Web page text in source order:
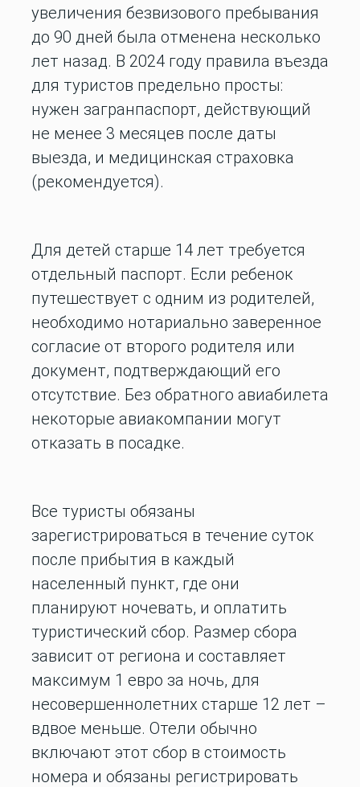
увеличения безвизового пребывания
до 90 дней была отменена несколько
лет назад. В 2024 году правила въезда
для туристов предельно просты:
нужен загранпаспорт, действующий
не менее 3 месяцев после даты
выезда, и медицинская страховка
(рекомендуется).
Для детей старше 14 лет требуется
отдельный паспорт. Если ребенок
путешествует с одним из родителей,
необходимо нотариально заверенное
согласие от второго родителя или
документ, подтверждающий его
отсутствие. Без обратного авиабилета
некоторые авиакомпании могут
отказать в посадке.
Все туристы обязаны
зарегистрироваться в течение суток
после прибытия в каждый
населенный пункт, где они
планируют ночевать, и оплатить
туристический сбор. Размер сбора
зависит от региона и составляет
максимум 1 евро за ночь, для
несовершеннолетних старше 12 лет –
вдвое меньше. Отели обычно
включают этот сбор в стоимость
номера и обязаны регистрировать